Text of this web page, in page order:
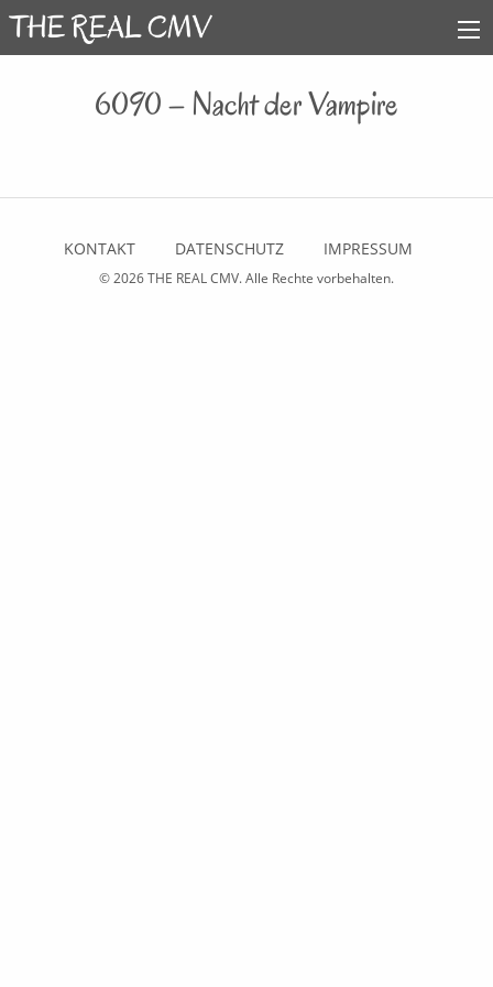
6090 – Nacht der Vampire
KONTAKT DATENSCHUTZ IMPRESSUM
© 2026THE REAL CMV. Alle Rechte vorbehalten.